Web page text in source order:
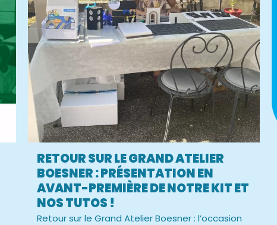
RETOUR SUR LE GRAND ATELIER
BOESNER : PRÉSENTATION EN
AVANT-PREMIÈRE DE NOTRE KIT ET
NOS TUTOS !
Retour sur le Grand Atelier Boesner : l’occasion